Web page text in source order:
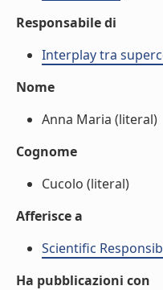
Responsabile di
Interplay tra
Nome
Anna Maria (literal)
Cognome
Cucolo (literal)
Afferisce a
Scientific
Ha pubblicazioni con